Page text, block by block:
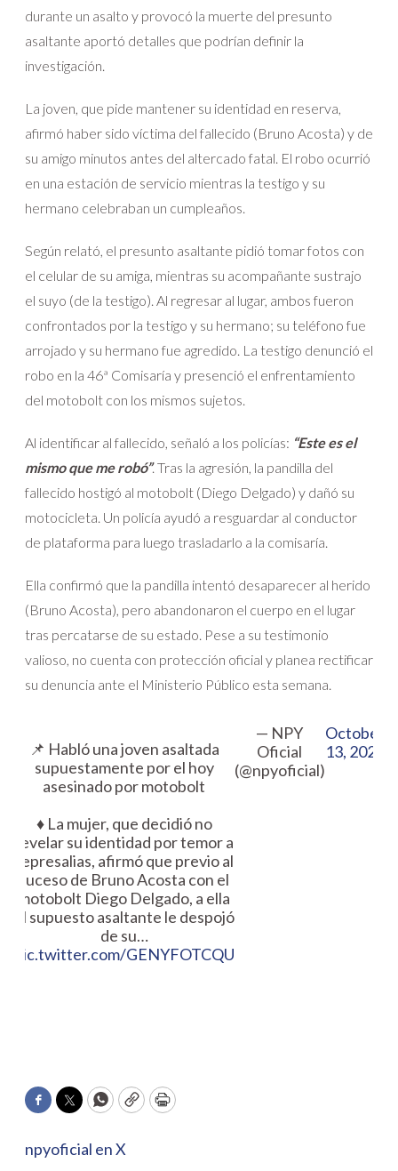
durante un asalto y provocó la muerte del presunto
asaltante aportó detalles que podrían definir la
investigación.
La joven, que pide mantener su identidad en reserva,
afirmó haber sido víctima del fallecido (Bruno Acosta) y de
su amigo minutos antes del altercado fatal. El robo ocurrió
en una estación de servicio mientras la testigo y su
hermano celebraban un cumpleaños.
Según relató, el presunto asaltante pidió tomar fotos con
el celular de su amiga, mientras su acompañante sustrajo
el suyo (de la testigo). Al regresar al lugar, ambos fueron
confrontados por la testigo y su hermano; su teléfono fue
arrojado y su hermano fue agredido. La testigo denunció el
robo en la 46ª Comisaría y presenció el enfrentamiento
del motobolt con los mismos sujetos.
Al identificar al fallecido, señaló a los policías: “Este es el
mismo que me robó”. Tras la agresión, la pandilla del
fallecido hostigó al motobolt (Diego Delgado) y dañó su
motocicleta. Un policía ayudó a resguardar al conductor
de plataforma para luego trasladarlo a la comisaría.
Ella confirmó que la pandilla intentó desaparecer al herido
(Bruno Acosta), pero abandonaron el cuerpo en el lugar
tras percatarse de su estado. Pese a su testimonio
valioso, no cuenta con protección oficial y planea rectificar
su denuncia ante el Ministerio Público esta semana.
📌 Habló una joven asaltada
supuestamente por el hoy
asesinado por motobolt
♦️ La mujer, que decidió no
revelar su identidad por temor a
represalias, afirmó que previo al
suceso de Bruno Acosta con el
motobolt Diego Delgado, a ella
el supuesto asaltante le despojó
de su…
pic.twitter.com/GENYFOTCQU
— NPY
Oficial
(@npyoficial)
October
13, 2025
Facebook
TwitterWhatsApp
CopyPrint
npyoficial en X